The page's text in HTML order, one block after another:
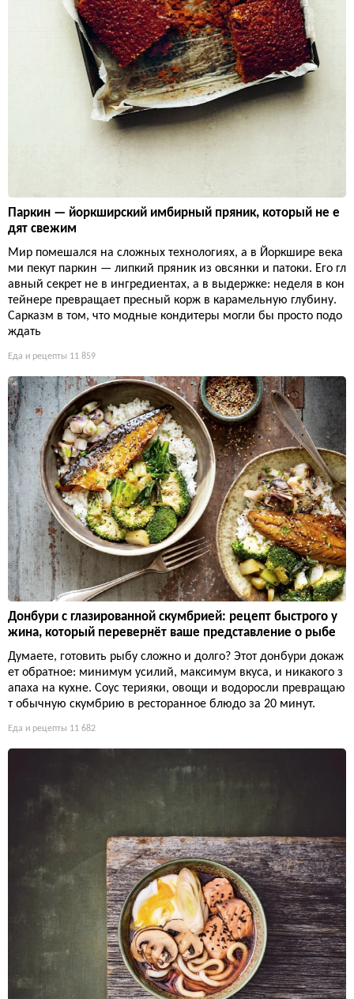
Паркин — йоркширский имбирный пряник, который не е
дят свежим
Мир помешался на сложных технологиях, а в Йоркшире века
ми пекут паркин — липкий пряник из овсянки и патоки. Его гл
авный секрет не в ингредиентах, а в выдержке: неделя в кон
тейнере превращает пресный корж в карамельную глубину.
Сарказм в том, что модные кондитеры могли бы просто подо
ждать
Еда и рецепты 11 859
Донбури с глазированной скумбрией: рецепт быстрого у
жина, который перевернёт ваше представление о рыбе
Думаете, готовить рыбу сложно и долго? Этот донбури докаж
ет обратное: минимум усилий, максимум вкуса, и никакого з
апаха на кухне. Соус терияки, овощи и водоросли превращаю
т обычную скумбрию в ресторанное блюдо за 20 минут.
Еда и рецепты 11 682